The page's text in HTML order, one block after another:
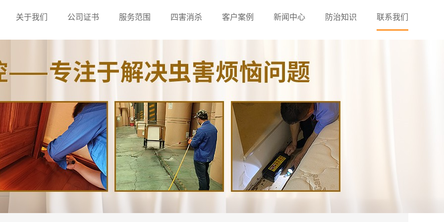
关于我们 公司证书 服务范围 四害消杀 客户案例 新闻中心 防治知识 联系我们